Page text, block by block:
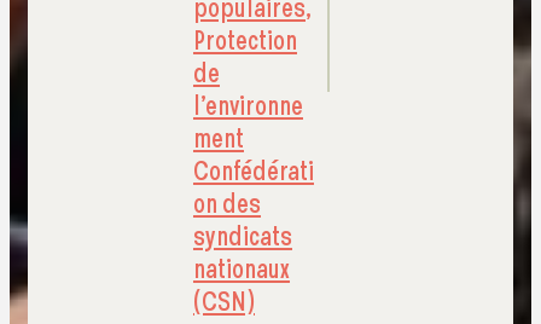
populaires,
Protection
de
l’environne
ment
Confédérati
on des
syndicats
nationaux
(CSN)